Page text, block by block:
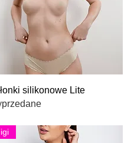
Podgląd
silikonowe Lite